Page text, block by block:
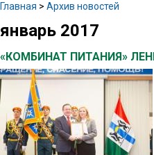
Главная > Архив новостей
Back
top
январь 2017
«КОМБИНАТ ПИТАНИЯ»